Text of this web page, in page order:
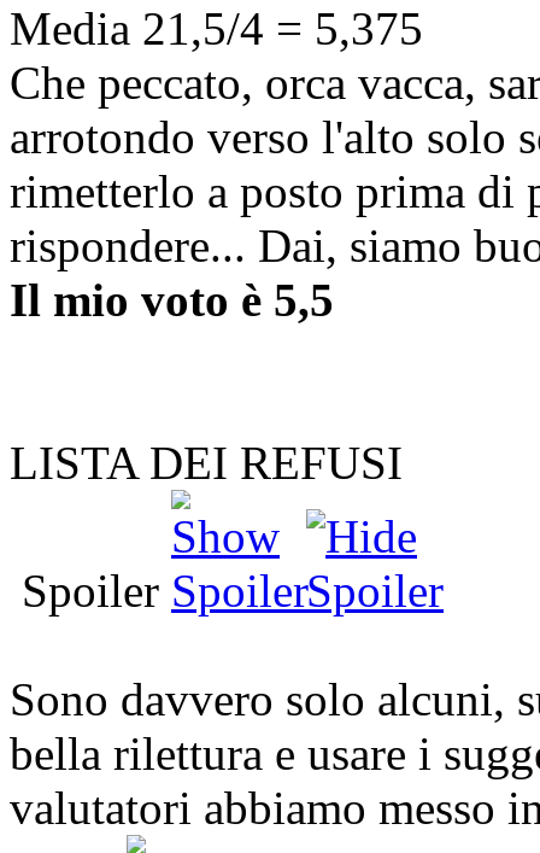
Media 21,5/4 = 5,375
Che peccato, orca vacca,
arrotondo verso l'alto solo
rimetterlo a posto prima di
rispondere... Dai, siamo
Il mio voto è 5,5
LISTA DEI REFUSI
Spoiler
Sono davvero solo alcuni,
bella rilettura e usare i
valutatori abbiamo messo